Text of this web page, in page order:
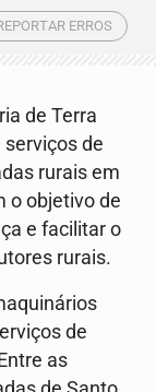
ERROS
de Terra
serviços de
rurais em
o objetivo de
e facilitar o
rurais.
de
as